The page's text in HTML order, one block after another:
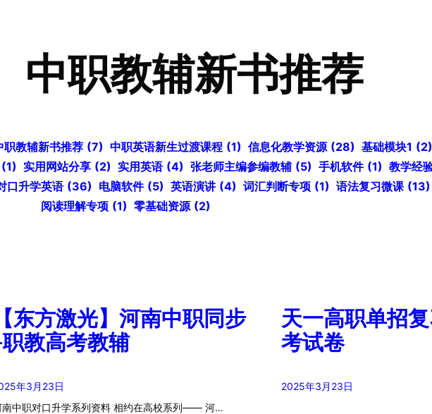
中职教辅新书推荐
职教辅新书推荐 (7) 中职英语新生过渡课程 (1) 信息化教学资源 (28) 基础模块1 (2)
(1) 实用网站分享 (2) 实用英语 (4) 张老师主编参编教辅 (5) 手机软件 (1) 教学经
口升学英语 (36) 电脑软件 (5) 英语演讲 (4) 词汇判断专项 (1) 语法复习微课 (13)
阅读理解专项 (1) 零基础资源 (2)
【东方激光】河南中职同步
教高考教辅
年3月23日
南中职对口升学系列资料 相约在高校系列—— 河…
天一高职单招
考试卷
2025年3月23日